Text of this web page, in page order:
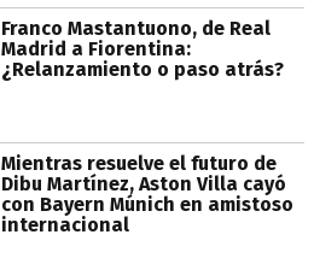
Franco Mastantuono, de Real
Madrid a Fiorentina:
¿Relanzamiento o paso atrás?
Mientras resuelve el futuro de
Dibu Martínez, Aston Villa cayó
con Bayern Múnich en amistoso
internacional